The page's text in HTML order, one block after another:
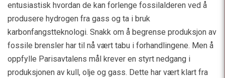
entusiastisk hvordan de kan forlenge fossilalderen ved å
produsere hydrogen fra gass og ta i bruk
karbonfangstteknologi. Snakk om å begrense produksjon av
fossile brensler har til nå vært tabu i forhandlingene. Men å
oppfylle Parisavtalens mål krever en styrt nedgang i
produksjonen av kull, olje og gass. Dette har vært klart fra